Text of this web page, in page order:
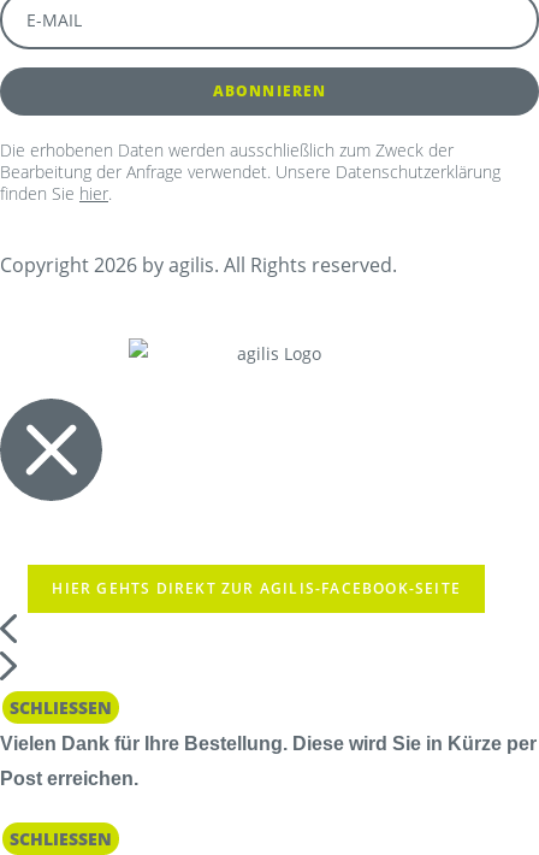
Die erhobenen Daten werden ausschließlich zum Zweck der
Bearbeitung der Anfrage verwendet. Unsere Datenschutzerklärung
finden Sie hier.
Copyright 2026 by agilis. All Rights reserved.
HIER GEHTS DIREKT ZUR AGILIS-FACEBOOK-SEITE
SCHLIESSEN
Vielen Dank für Ihre Bestellung. Diese wird Sie in Kürze per
Post erreichen.
SCHLIESSEN